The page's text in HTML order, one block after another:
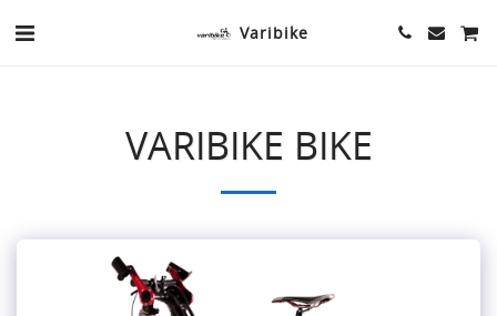
Varibike
VARIBIKE BIKE